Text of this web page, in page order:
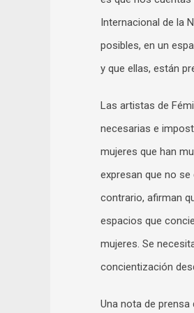
Internacional de la
posibles, en un
y que ellas, están
Las artistas de
necesarias e
mujeres que han
expresan que no
contrario, afirman
espacios que
mujeres. Se
concientización
Una nota de